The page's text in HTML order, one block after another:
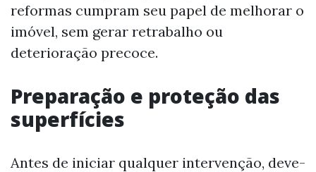
reformas cumpram seu papel de melhorar o
imóvel, sem gerar retrabalho ou
deterioração precoce.
Preparação e proteção das
superfícies
Antes de iniciar qualquer intervenção, deve-